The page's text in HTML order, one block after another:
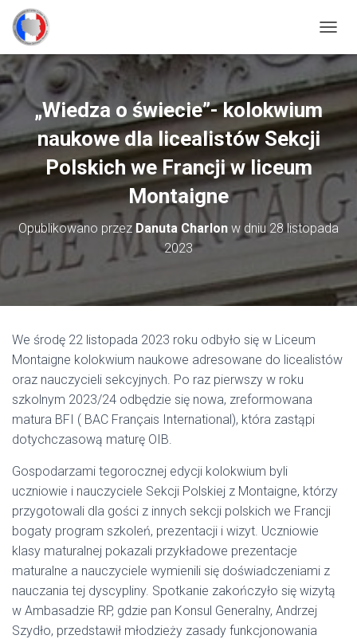
R
E
Ą
N
A
G
A
J
„Wiedza o świecie”- kolokwium
naukowe dla licealistów Sekcji
Polskich we Francji w liceum
Montaigne
Opublikowano przezDanuta Charlon w dniu 28 listopada
2023
We środę 22 listopada 2023 roku odbyło się w Liceum
Montaigne kolokwium naukowe adresowane do licealistów
oraz nauczycieli sekcyjnych. Po raz pierwszy w roku
szkolnym 2023/24 odbędzie się nowa, zreformowana
matura BFI ( BAC Français International), która zastąpi
dotychczasową maturę OIB.
Gospodarzami tegorocznej edycji kolokwium byli
uczniowie i nauczyciele Sekcji Polskiej z Montaigne, którzy
przygotowali dla gości z innych sekcji polskich we Francji
bogaty program szkoleń, prezentacji i wizyt. Uczniowie
klasy maturalnej pokazali przykładowe prezentacje
maturalne a nauczyciele wymienili się doświadczeniami z
nauczania tej dyscypliny. Spotkanie zakończyło się wizytą
w Ambasadzie RP, gdzie pan Konsul Generalny, Andrzej
Szydło, przedstawił młodzieży zasady funkcjonowania